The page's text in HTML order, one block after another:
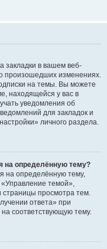
закладки в вашем веб-
произошедших изменениях.
на темы. Вы можете
находящейся у вас в
уведомления об
для закладок и
личного раздела.
на определённую тему?
на определённую тему,
темой»,
страницы просмотра тем.
ответа» при
соответствующую тему.